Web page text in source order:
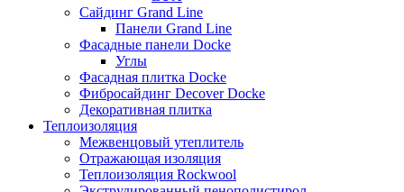
Сайдинг Grand Line
Панели Grand Line
Фасадные панели Docke
Углы
Фасадная плитка Docke
Фибросайдинг Decover Docke
Декоративная плитка
Теплоизоляция
Межвенцовый утеплитель
Отражающая изоляция
Теплоизоляция Rockwool